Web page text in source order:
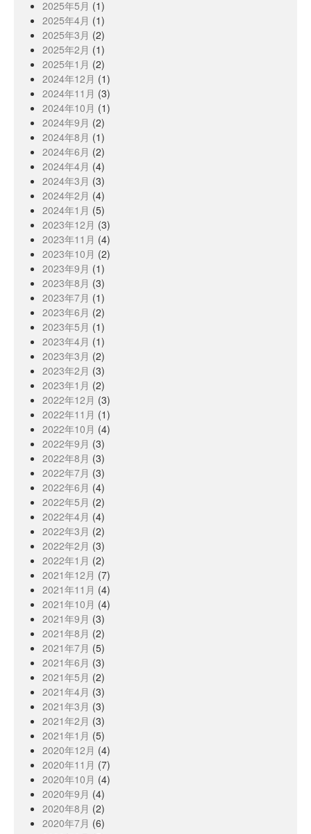
2025年5月 (1)
2025年4月 (1)
2025年3月 (2)
2025年2月 (1)
2025年1月 (2)
2024年12月 (1)
2024年11月 (3)
2024年10月 (1)
2024年9月 (2)
2024年8月 (1)
2024年6月 (2)
2024年4月 (4)
2024年3月 (3)
2024年2月 (4)
2024年1月 (5)
2023年12月 (3)
2023年11月 (4)
2023年10月 (2)
2023年9月 (1)
2023年8月 (3)
2023年7月 (1)
2023年6月 (2)
2023年5月 (1)
2023年4月 (1)
2023年3月 (2)
2023年2月 (3)
2023年1月 (2)
2022年12月 (3)
2022年11月 (1)
2022年10月 (4)
2022年9月 (3)
2022年8月 (3)
2022年7月 (3)
2022年6月 (4)
2022年5月 (2)
2022年4月 (4)
2022年3月 (2)
2022年2月 (3)
2022年1月 (2)
2021年12月 (7)
2021年11月 (4)
2021年10月 (4)
2021年9月 (3)
2021年8月 (2)
2021年7月 (5)
2021年6月 (3)
2021年5月 (2)
2021年4月 (3)
2021年3月 (3)
2021年2月 (3)
2021年1月 (5)
2020年12月 (4)
2020年11月 (7)
2020年10月 (4)
2020年9月 (4)
2020年8月 (2)
2020年7月 (6)